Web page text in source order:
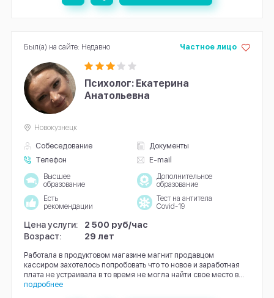
Психолог: Екатерина
Анатольевна
Собеседование
Документы
Телефон
E-mail
Частное лицо
Новокузнецк
Высшее
образование
Дополнительное
образование
Есть
рекомендации
Тест на антитела
Covid-19
Цена услуги:
2 500 руб/час
Возраст:
29 лет
Работала в продуктовом магазине магнит продавцом
кассиром захотелось попробовать что то новое и заработная
плата не устраивала в то время не могла найти свое место в...
подробнее
Был(а) на сайте: Недавно